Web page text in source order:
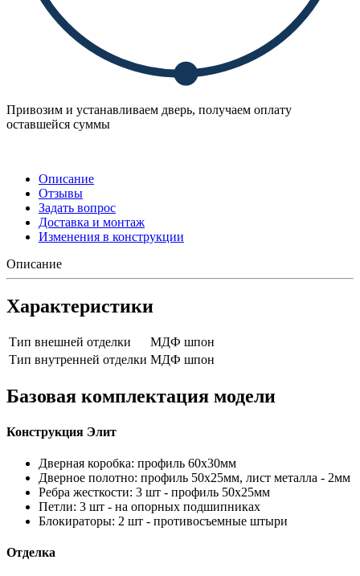
Привозим и устанавливаем дверь, получаем оплату
оставшейся суммы
Описание
Отзывы
Задать вопрос
Доставка и монтаж
Изменения в конструкции
Описание
Характеристики
Тип внешней отделки
МДФ шпон
Тип внутренней отделки МДФ шпон
Базовая комплектация модели
Конструкция Элит
Дверная коробка: профиль 60х30мм
Дверное полотно: профиль 50х25мм, лист металла - 2мм
Ребра жесткости: 3 шт - профиль 50х25мм
Петли: 3 шт - на опорных подшипниках
Блокираторы: 2 шт - противосъемные штыри
Отделка